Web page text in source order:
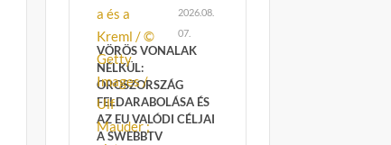
2026.08.
07.
VÖRÖS VONALAK
NÉLKÜL:
OROSZORSZÁG
FELDARABOLÁSA ÉS
AZ EU VALÓDI CÉLJAI
A SWEBBTV